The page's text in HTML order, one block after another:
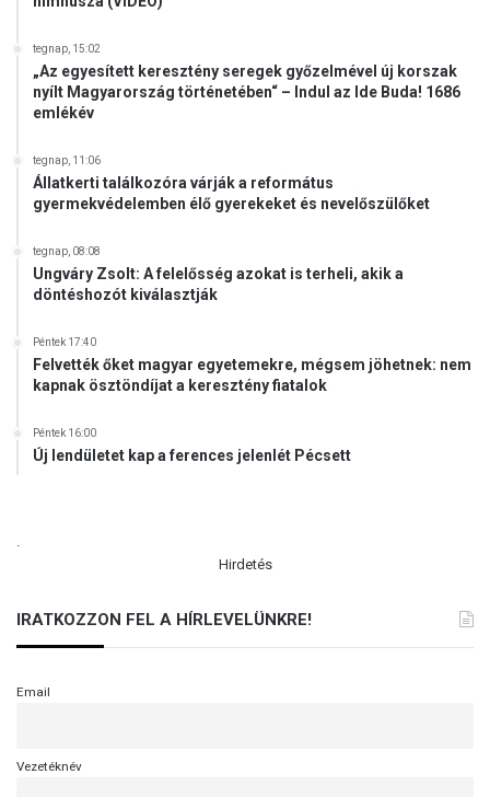
tegnap, 15:02
„Az egyesített keresztény seregek győzelmével új korszak
nyílt Magyarország történetében“ – Indul az Ide Buda! 1686
emlékév
tegnap, 11:06
Állatkerti találkozóra várják a református
gyermekvédelemben élő gyerekeket és nevelőszülőket
tegnap, 08:08
Ungváry Zsolt: A felelősség azokat is terheli, akik a
döntéshozót kiválasztják
Péntek 17:40
Felvették őket magyar egyetemekre, mégsem jöhetnek: nem
kapnak ösztöndíjat a keresztény fiatalok
Péntek 16:00
Új lendületet kap a ferences jelenlét Pécsett
.
Hirdetés
IRATKOZZON FEL A HÍRLEVELÜNKRE!
Email
Vezetéknév